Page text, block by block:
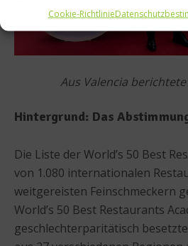
Cookie-Richtlinie
Aus Valencia
Hintergrund: Das
Die Liste der World’s 50 Best
von 1.080 internationalen
weitgereisten Feinschmeckern
World’s 50 Best Restaurants
geschlechterparitätisch